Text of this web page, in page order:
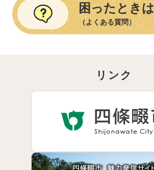
困ったときは
（よくある質問）
リンク